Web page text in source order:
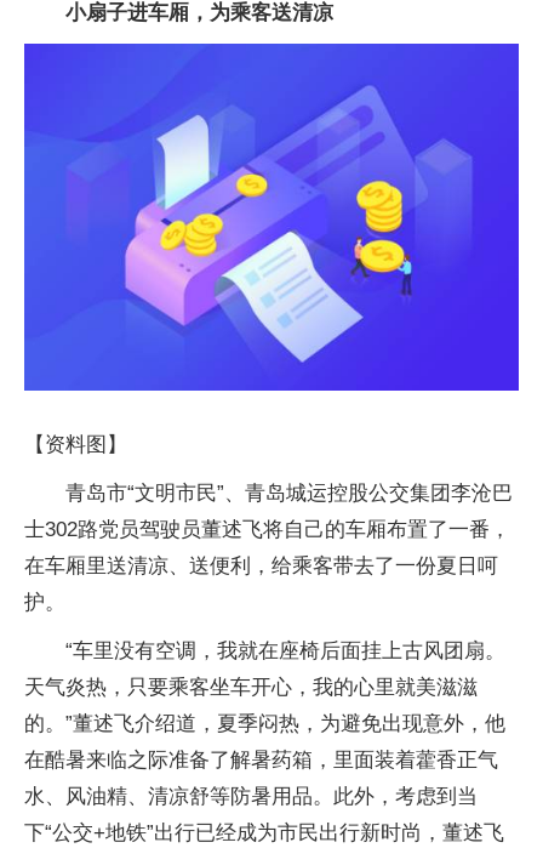
小扇子进车厢，为乘客送清凉
【资料图】
青岛市“文明市民”、青岛城运控股公交集团李沧巴
士302路党员驾驶员董述飞将自己的车厢布置了一番，
在车厢里送清凉、送便利，给乘客带去了一份夏日呵
护。
“车里没有空调，我就在座椅后面挂上古风团扇。
天气炎热，只要乘客坐车开心，我的心里就美滋滋
的。”董述飞介绍道，夏季闷热，为避免出现意外，他
在酷暑来临之际准备了解暑药箱，里面装着藿香正气
水、风油精、清凉舒等防暑用品。此外，考虑到当
下“公交+地铁”出行已经成为市民出行新时尚，董述飞